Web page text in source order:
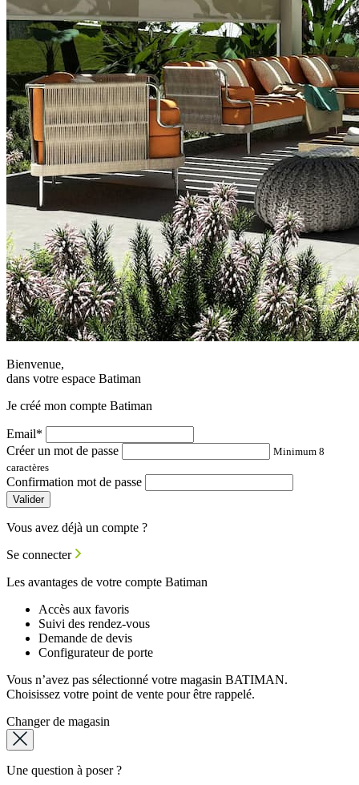
Bienvenue,
dans votre espace Batiman
Je créé mon compte Batiman
Email*
Créer un mot de passe
Minimum 8
caractères
Confirmation mot de passe
Valider
Vous avez déjà un compte ?
Se connecter
Les avantages de votre compte Batiman
Accès aux favoris
Suivi des rendez-vous
Demande de devis
Configurateur de porte
Vous n’avez pas sélectionné votre magasin BATIMAN.
Choisissez votre point de vente pour être rappelé.
Changer de magasin
Une question à poser ?